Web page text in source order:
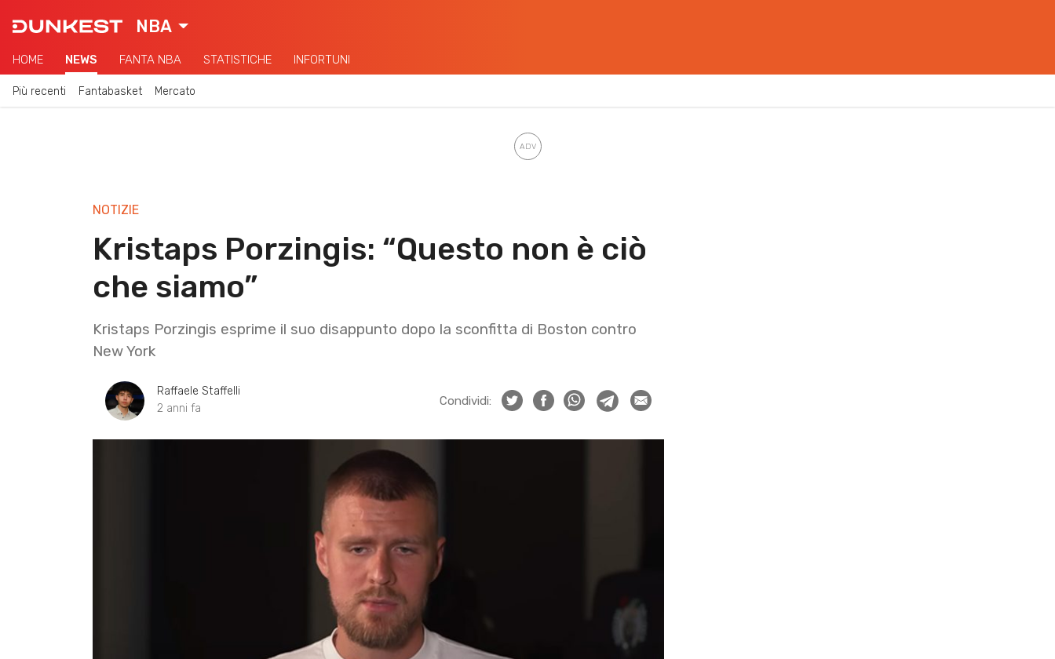
NBA
HOME NEWS FANTA NBA STATISTICHE INFORTUNI
Più recenti Fantabasket Mercato
NOTIZIE
Kristaps Porzingis: “Questo non è ciò
che siamo”
Kristaps Porzingis esprime il suo disappunto dopo la sconfitta di Boston contro
New York
Raffaele Staffelli
2 anni fa
Condividi: